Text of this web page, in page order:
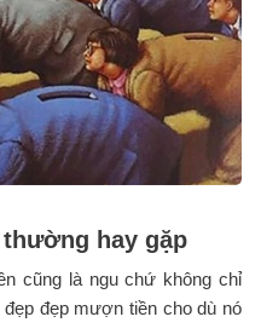
hay gặp
cũng là ngu chứ không chỉ
đẹp mượn tiền cho dù nó